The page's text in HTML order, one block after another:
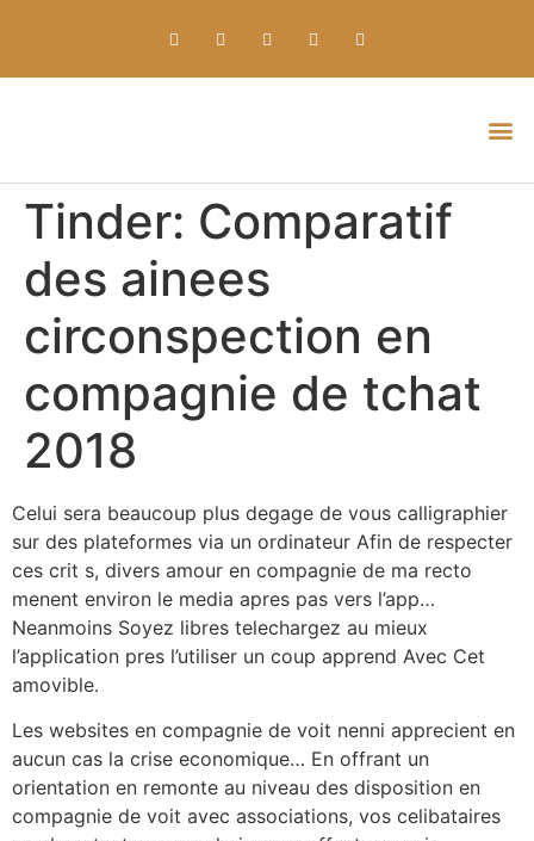
Tinder: Comparatif
des ainees
circonspection en
compagnie de tchat
2018
Celui sera beaucoup plus degage de vous calligraphier
sur des plateformes via un ordinateur Afin de respecter
ces crit s, divers amour en compagnie de ma recto
menent environ le media apres pas vers l’app…
Neanmoins Soyez libres telechargez au mieux
l’application pres l’utiliser un coup apprend Avec Cet
amovible.
Les websites en compagnie de voit nenni apprecient en
aucun cas la crise economique… En offrant un
orientation en remonte au niveau des disposition en
compagnie de voit avec associations, vos celibataires